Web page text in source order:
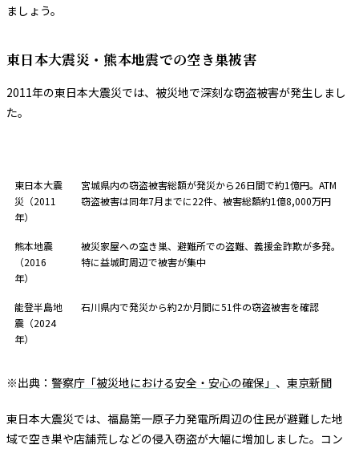
ましょう。
東日本大震災・熊本地震での空き巣被害
2011年の東日本大震災では、被災地で深刻な窃盗被害が発生しまし
た。
東日本大震
災（2011
年）
宮城県内の窃盗被害総額が発災から26日間で約1億円。ATM
窃盗被害は同年7月までに22件、被害総額約1億8,000万円
熊本地震
（2016
年）
被災家屋への空き巣、避難所での盗難、義援金詐欺が多発。
特に益城町周辺で被害が集中
能登半島地
震（2024
年）
石川県内で発災から約2か月間に51件の窃盗被害を確認
※出典： 警察庁「被災地における安全・安心の確保」 、 東京新聞
東日本大震災では、福島第一原子力発電所周辺の住民が避難した地
域で空き巣や店舗荒しなどの侵入窃盗が大幅に増加しました。コン